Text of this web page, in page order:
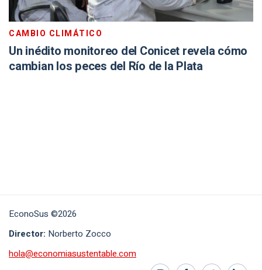
CAMBIO CLIMÁTICO
Un inédito monitoreo del Conicet revela cómo
cambian los peces del Río de la Plata
EconoSus ©2026
Director: Norberto Zocco
hola@economiasustentable.com